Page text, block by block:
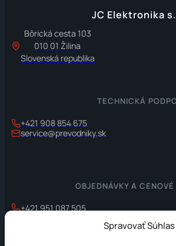
Spravovať Súhlas
JC Elektronika
Bôrická cesta 103
010 01 Žilina
Slovenská republika
TECHNICKÁ
+421 908 854 675
service@prevodniky.sk
OBJEDNÁVKY A
+421 951 087 505